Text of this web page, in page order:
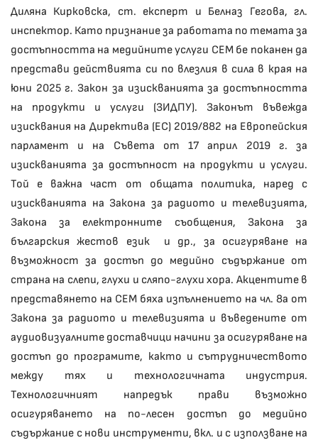
Диляна Кирковска, ст. експерт и Белназ Гегова, гл.
инспектор. Като признание за работата по темата за
достъпността на медийните услуги СЕМ бе поканен да
представи действията си по влезлия в сила в края на
юни 2025 г. Закон за изискванията за достъпността
на продукти и услуги (ЗИДПУ). Законът въвежда
изисквания на Директива (ЕС) 2019/882 на Европейския
парламент и на Съвета от 17 април 2019 г. за
изискванията за достъпност на продукти и услуги.
Той е важна част от общата политика, наред с
изискванията на Закона за радиото и телевизията,
Закона за електронните съобщения, Закона за
българския жестов език и др., за осигуряване на
възможност за достъп до медийно съдържание от
страна на слепи, глухи и сляпо-глухи хора. Акцентите в
представянето на СЕМ бяха изпълнението на чл. 8а от
Закона за радиото и телевизията и въведените от
аудиовизуалните доставчици начини за осигуряване на
достъп до програмите, както и сътрудничеството
между тях и технологичната индустрия.
Технологичният напредък прави възможно
осигуряването на по-лесен достъп до медийно
съдържание с нови инструменти, вкл. и с използване на